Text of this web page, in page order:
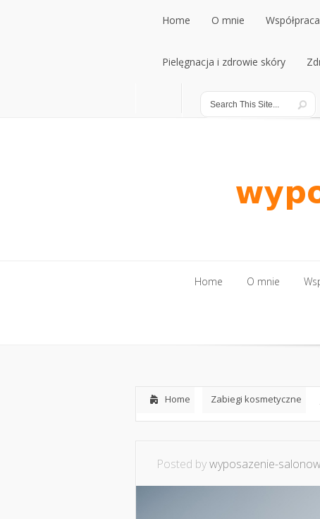
Home
Home
O mnie
O mnie
Pielęgnacja i zdrowie skóry
Pielęgnacja i zdrowie skóry
Home O mnie
Home Zabiegi kosmetyczne
Posted bywyposazenie-